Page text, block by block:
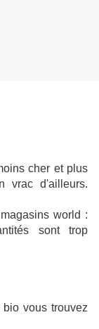
cher et plus
vrac d'ailleurs.
world :
sont trop
vous trouvez